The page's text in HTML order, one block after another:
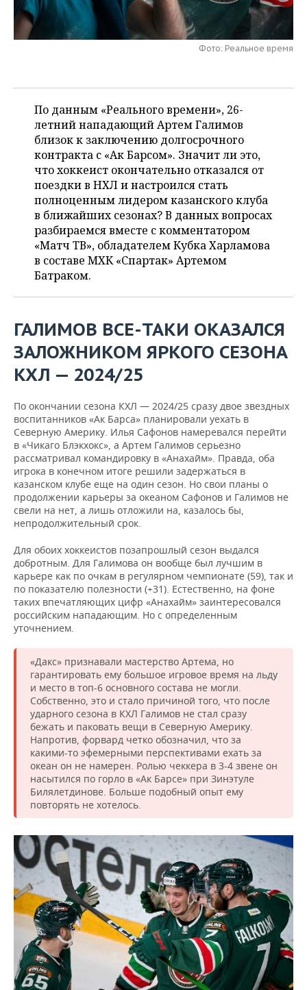
ONLINE-КОНФЕРЕНЦИИ
ОТКРЫТАЯ ЛЕКЦИЯ
ХОККЕЙ
БАСКЕТБОЛ
КИБЕРСПОРТ
ФИГУРНОЕ КАТАНИЕ
ВОДНЫЕ ВИДЫ СПОРТА
ХОККЕЙ С МЯЧОМ
ВЛАСТЬ
ИНФРАСТРУКТУРА
КУЛЬТУРА
МЕДИЦИНА
ОБРАЗОВАНИЕ
ПРОИСШЕСТВИЯ
СЮЖЕТЫ
СПРАВОЧНИК
СПИСОК КОМПАНИЙ
Фото: Реальное время
По данным «Реального времени», 26-
летний нападающий Артем Галимов
близок к заключению долгосрочного
контракта с «Ак Барсом». Значит ли это,
что хоккеист окончательно отказался от
поездки в НХЛ и настроился стать
полноценным лидером казанского клуба
в ближайших сезонах? В данных вопросах
разбираемся вместе с комментатором
«Матч ТВ», обладателем Кубка Харламова
в составе МХК «Спартак» Артемом
Батраком.
ГАЛИМОВ ВСЕ-ТАКИ ОКАЗАЛСЯ
ЗАЛОЖНИКОМ ЯРКОГО СЕЗОНА
КХЛ — 2024/25
По окончании сезона КХЛ — 2024/25 сразу двое звездных
воспитанников «Ак Барса» планировали уехать в
Северную Америку. Илья Сафонов намеревался перейти
в «Чикаго Блэкхокс», а Артем Галимов серьезно
рассматривал командировку в «Анахайм». Правда, оба
игрока в конечном итоге решили задержаться в
казанском клубе еще на один сезон. Но свои планы о
продолжении карьеры за океаном Сафонов и Галимов не
свели на нет, а лишь отложили на, казалось бы,
непродолжительный срок.
Для обоих хоккеистов позапрошлый сезон выдался
добротным. Для Галимова он вообще был лучшим в
карьере как по очкам в регулярном чемпионате (59), так и
по показателю полезности (+31). Естественно, на фоне
таких впечатляющих цифр «Анахайм» заинтересовался
российским нападающим. Но с определенным
уточнением.
«Дакс» признавали мастерство Артема, но
гарантировать ему большое игровое время на льду
и место в топ-6 основного состава не могли.
Собственно, это и стало причиной того, что после
ударного сезона в КХЛ Галимов не стал сразу
бежать и паковать вещи в Северную Америку.
Напротив, форвард четко обозначил, что за
какими-то эфемерными перспективами ехать за
океан он не намерен. Ролью чеккера в 3-4 звене он
насытился по горло в «Ак Барсе» при Зинэтуле
Билялетдинове. Больше подобный опыт ему
повторять не хотелось.